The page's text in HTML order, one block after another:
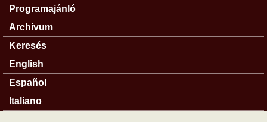
Programajánló
Archívum
Keresés
English
Español
Italiano